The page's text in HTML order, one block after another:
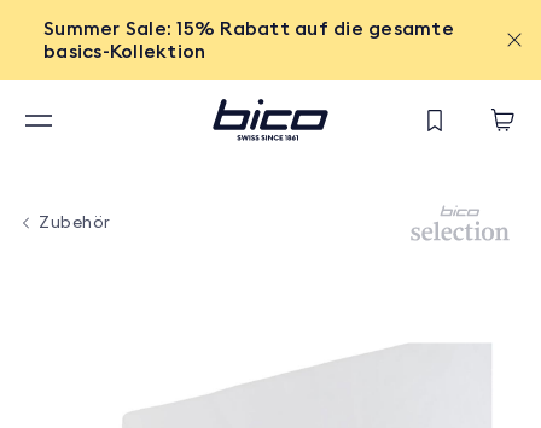
Summer Sale: 15% Rabatt auf die gesamte
basics-Kollektion
Zubehör